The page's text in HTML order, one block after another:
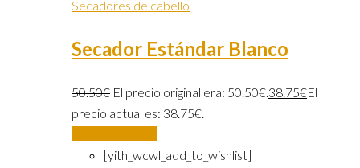
Secadores de cabello
Secador Estándar Blanco
50.50€ El precio original era: 50.50€. 38.75€El
precio actual es: 38.75€.
[yith_wcwl_add_to_wishlist]